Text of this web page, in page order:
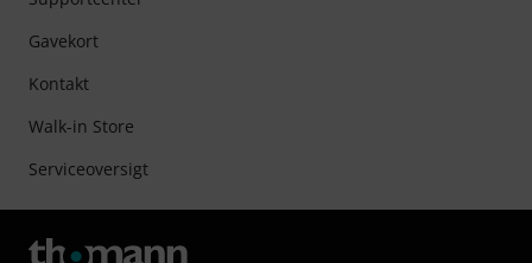
Gavekort
Kontakt
Walk-in Store
Serviceoversigt